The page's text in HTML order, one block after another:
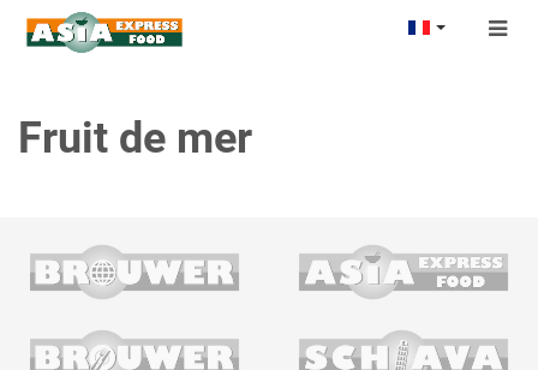
Fruit de mer